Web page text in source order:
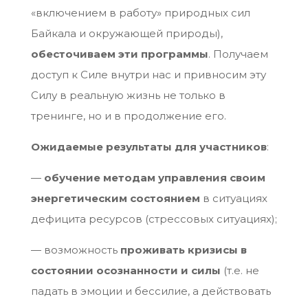
«включением в работу» природных сил
Байкала и окружающей природы),
обесточиваем эти программы. Получаем
доступ к Силе внутри нас и привносим эту
Силу в реальную жизнь не только в
тренинге, но и в продолжение его.
Ожидаемые результаты для участников:
— обучение методам управления своим
энергетическим состоянием в ситуациях
дефицита ресурсов (стрессовых ситуациях);
— возможность проживать кризисы в
состоянии осознанности и силы (т.е. не
падать в эмоции и бессилие, а действовать